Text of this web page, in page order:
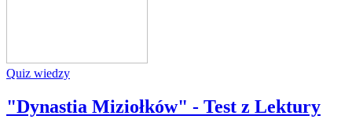
Quiz wiedzy
"Dynastia Miziołków" - Test z Lektury